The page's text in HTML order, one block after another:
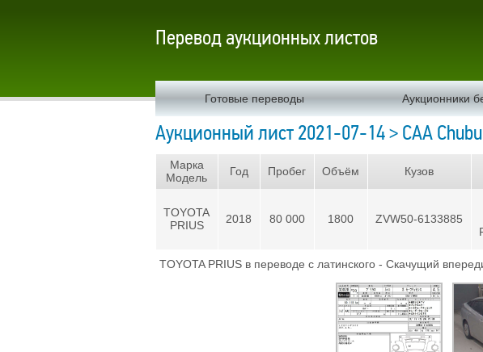
Перевод аукционных листов
Готовые переводы Аукционники
Аукционный лист 2021-07-14 > CAA
Марка
Модель
TOYOTA
PRIUS
Год
2018
Пробег
80 000
Объём
1800
Кузов
ZVW50-6133885
TOYOTA PRIUS в переводе с латинского - Скачущий